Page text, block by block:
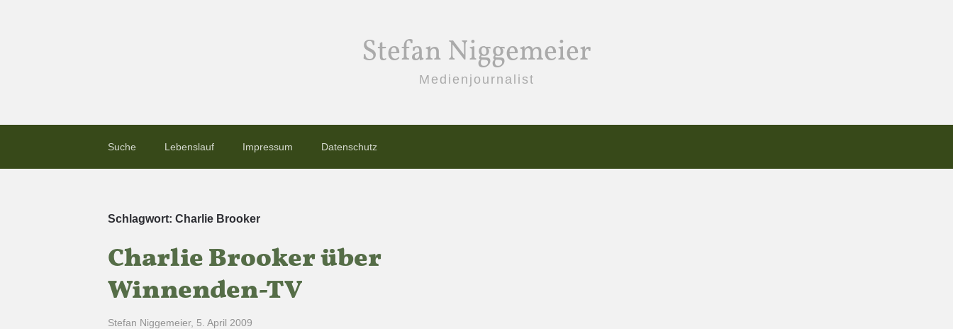
Stefan Niggemeier
Medienjournalist
Suche Lebenslauf Impressum Datenschutz
Schlagwort: Charlie Brooker
Charlie Brooker über
Winnenden-TV
Stefan Niggemeier, 5. April 2009